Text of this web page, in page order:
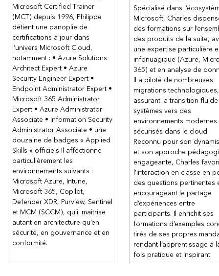
Connecter des périphériques aux réseaux avec des
connexions VPN point à site.
Connecter des ressources distantes en utilisant les réseaux
WAN virtuels Azure.
Créer une appliance virtuelle réseau (NVA) dans un hub
virtuel
Lab : Exercice : créer un WAN virtuel en utilisant Azure Portal
Lab : Exercice : créer et configurer une passerelle réseau
virtuelle
Module 3 : Conception et mise en oeuvre d'Azure
ExpressRoute
Dans ce module, vous apprendrez à concevoir et à mettre en
œuvre les options Azure ExpressRoute, ExpressRoute Global
Reach, ExpressRoute FastPath et ExpressRoute Peering.
Explorer Azure ExpressRoute
Conception d'un déploiement ExpressRoute
Configuration de l'appairage pour un déploiement
ExpressRoute
Connecter un circuit ExpressRoute à un VNet
Connecter des réseaux géographiquement dispersés avec
ExpressRoute global reach
Améliorer les performances des chemins de données entre
les réseaux avec ExpressRoute FastPath
Dépanner les problèmes de connexion ExpressRoute
Lab : Exercice : configurer une passerelle ExpressRoute
Lab : Exercice : provisionner un circuit ExpressRoute
Microsoft Certified Trainer
(MCT) depuis 1996, Philippe
détient une panoplie de
certifications à jour dans
l’univers Microsoft Cloud,
notamment : • Azure Solutions
Architect Expert • Azure
Security Engineer Expert •
Endpoint Administrator Expert •
Microsoft 365 Administrator
Expert • Azure Administrator
Associate • Information Security
Administrator Associate • une
douzaine de badges « Applied
Skills » officiels Il affectionne
particulièrement les
environnements suivants :
Microsoft Azure, Intune,
Microsoft 365, Copilot,
Defender XDR, Purview, Sentinel
et MCM (SCCM), qu’il maîtrise
autant en architecture qu’en
sécurité, en gouvernance et en
conformité.
Spécialisé dans
Microsoft, Charles
des formations sur
des produits de la suite,
une expertise particulière
infonuagique (Azure,
365) et en analyse de
Il a piloté de nombreuses
migrations technologiques,
assurant la transition
systèmes vers des
environnements modernes
sécurisés dans le cloud.
Reconnu pour son
et son approche
engageante, Charles
l’interaction en classe en
des questions pertinentes
encourageant le partage
d’expériences entre
participants. Il enrichit ses
formations d’exemples
tirés de ses propres
rendant l’apprentissage à
fois pratique et inspirant.